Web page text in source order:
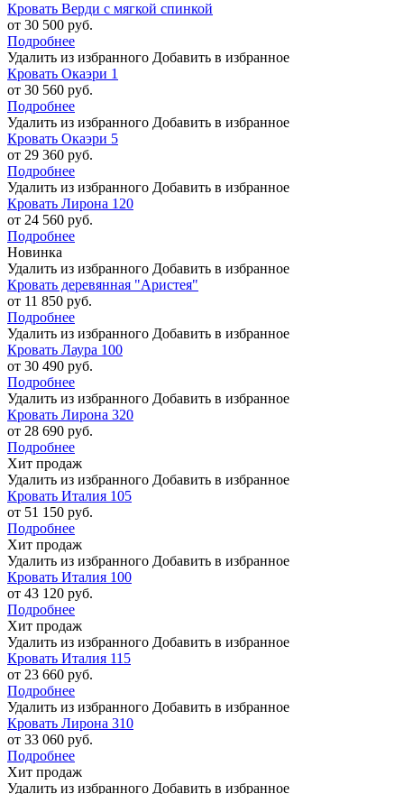
Кровать Верди с мягкой спинкой
от 30 500 руб.
Подробнее
Удалить из избранного Добавить в избранное
Кровать Окаэри 1
от 30 560 руб.
Подробнее
Удалить из избранного Добавить в избранное
Кровать Окаэри 5
от 29 360 руб.
Подробнее
Удалить из избранного Добавить в избранное
Кровать Лирона 120
от 24 560 руб.
Подробнее
Новинка
Удалить из избранного Добавить в избранное
Кровать деревянная "Аристея"
от 11 850 руб.
Подробнее
Удалить из избранного Добавить в избранное
Кровать Лаура 100
от 30 490 руб.
Подробнее
Удалить из избранного Добавить в избранное
Кровать Лирона 320
от 28 690 руб.
Подробнее
Хит продаж
Удалить из избранного Добавить в избранное
Кровать Италия 105
от 51 150 руб.
Подробнее
Хит продаж
Удалить из избранного Добавить в избранное
Кровать Италия 100
от 43 120 руб.
Подробнее
Хит продаж
Удалить из избранного Добавить в избранное
Кровать Италия 115
от 23 660 руб.
Подробнее
Удалить из избранного Добавить в избранное
Кровать Лирона 310
от 33 060 руб.
Подробнее
Хит продаж
Удалить из избранного Добавить в избранное